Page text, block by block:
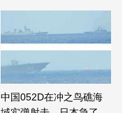
中国052D在冲之鸟礁海